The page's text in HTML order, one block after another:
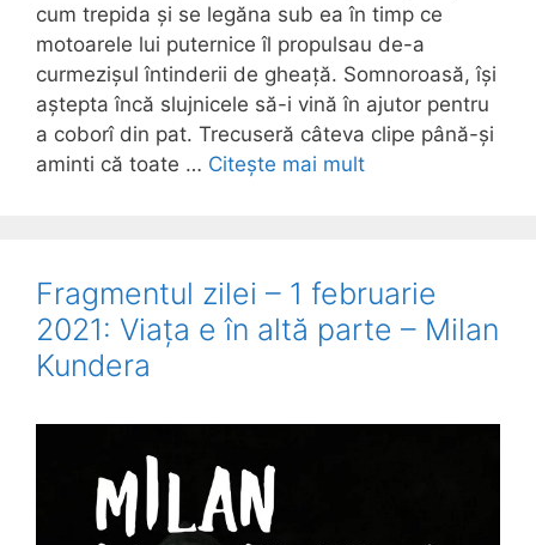
cum trepida și se legăna sub ea în timp ce
motoarele lui puternice îl propulsau de-a
curmezișul întinderii de gheață. Somnoroasă, își
aștepta încă slujnicele să-i vină în ajutor pentru
a coborî din pat. Trecuseră câteva clipe până-și
aminti că toate … Citește mai mult
Fragmentul zilei – 1 februarie
2021: Viața e în altă parte – Milan
Kundera